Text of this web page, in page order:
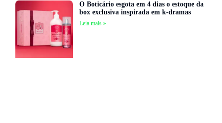
O Boticário esgota em 4 dias o estoque da
box exclusiva inspirada em k-dramas
Leia mais »